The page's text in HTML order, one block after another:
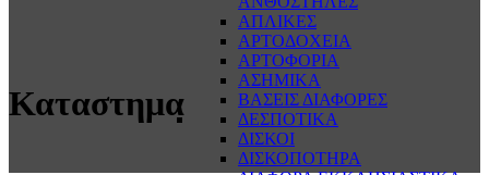
ΑΠΛΙΚΕΣ
ΑΡΤΟΔΟΧΕΙΑ
ΑΡΤΟΦΟΡΙΑ
ΑΣΗΜΙΚΑ
ΒΑΣΕΙΣ ΔΙΑΦΟΡΕΣ
ΔΕΣΠΟΤΙΚΑ
ΔΙΣΚΟΙ
ΔΙΣΚΟΠΟΤΗΡΑ
Καταστημα